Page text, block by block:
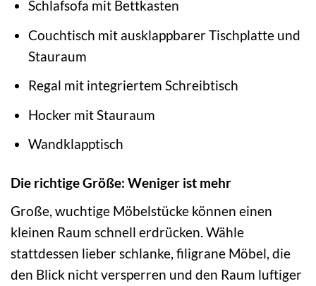
Schlafsofa mit Bettkasten
Couchtisch mit ausklappbarer Tischplatte und
Stauraum
Regal mit integriertem Schreibtisch
Hocker mit Stauraum
Wandklapptisch
Die richtige Größe: Weniger ist mehr
Große, wuchtige Möbelstücke können einen
kleinen Raum schnell erdrücken. Wähle
stattdessen lieber schlanke, filigrane Möbel, die
den Blick nicht versperren und den Raum luftiger